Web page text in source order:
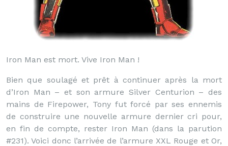
Iron Man est mort. Vive Iron Man !
Bien que soulagé et prêt à continuer après la mort
d’Iron Man – et son armure Silver Centurion – des
mains de Firepower, Tony fut forcé par ses ennemis
de construire une nouvelle armure dernier cri pour,
en fin de compte, rester Iron Man (dans la parution
#231). Voici donc l’arrivée de l’armure XXL Rouge et Or,